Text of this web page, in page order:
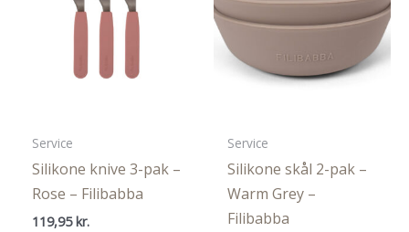
Service
Silikone knive 3-pak –
Rose – Filibabba
119,95kr.
Service
Silikone skål 2-pak –
Warm Grey –
Filibabba